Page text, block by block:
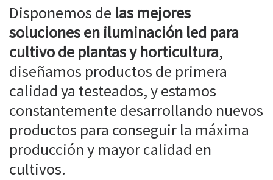
Disponemos de las mejores
soluciones en iluminación led para
cultivo de plantas y horticultura,
diseñamos productos de primera
calidad ya testeados, y estamos
constantemente desarrollando nuevos
productos para conseguir la máxima
producción y mayor calidad en
cultivos.